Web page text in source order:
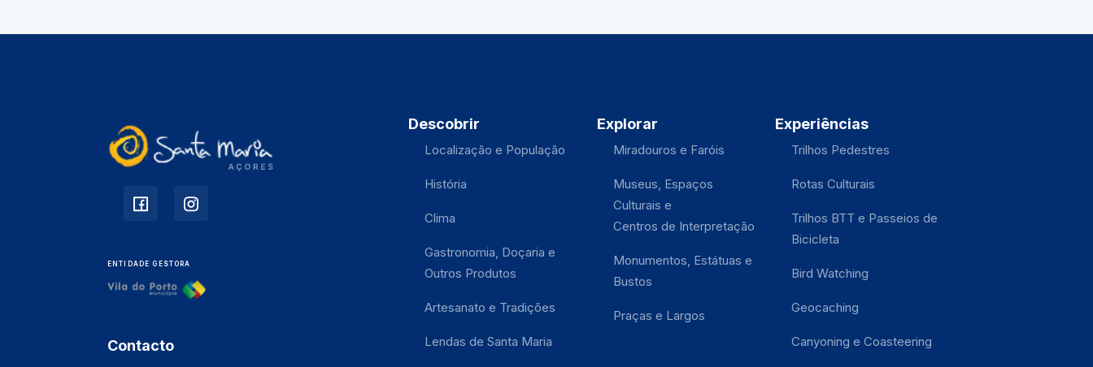
ENTIDADE GESTORA
Contacto
Descobrir
Localização e População
História
Clima
Gastronomia, Doçaria e
Outros Produtos
Artesanato e Tradições
Lendas de Santa Maria
Explorar
Miradouros e Faróis
Museus, Espaços
Culturais e
Centros de Interpretação
Monumentos, Estátuas e
Bustos
Praças e Largos
Experiências
Trilhos Pedestres
Rotas Culturais
Trilhos BTT e Passeios de
Bicicleta
Bird Watching
Geocaching
Canyoning e Coasteering